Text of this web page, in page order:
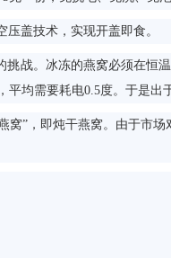
盖技术，实现开盖即食。
。冰冻的燕窝必须在恒
均需要耗电0.5度。于是出
，即炖干燕窝。由于市